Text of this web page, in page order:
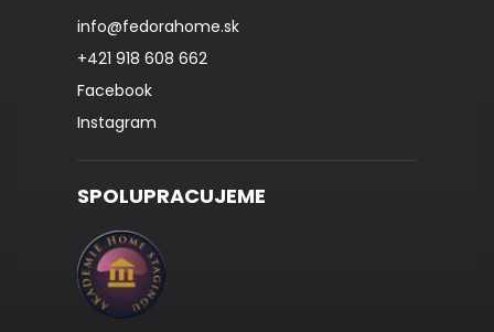
info@fedorahome.sk
+421 918 608 662
Facebook
Instagram
SPOLUPRACUJEME